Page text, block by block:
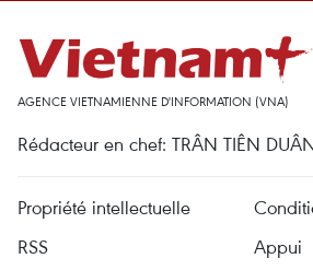
AGENCE VIETNAMIENNE D'INFORMATION (VNA)
Rédacteur en chef: TRÂN TIÊN
Propriété intellectuelle
RSS
Appui